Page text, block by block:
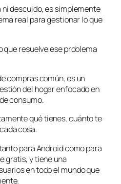
descuido, es simplemente
real para gestionar lo que
que resuelve ese problema
compras común, es un
del hogar enfocado en
consumo.
qué tienes, cuánto te
cosa.
para Android como para
gratis, y tiene una
en todo el mundo que